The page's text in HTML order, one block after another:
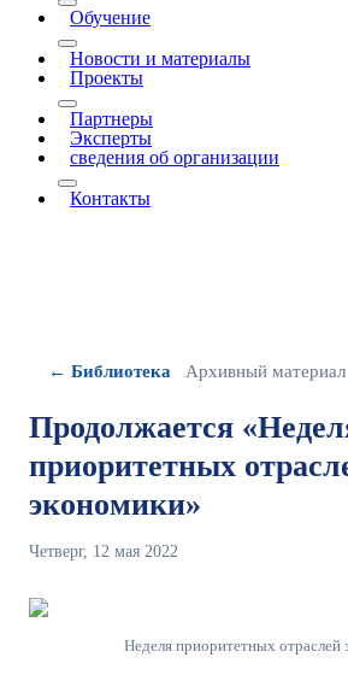
More about: Главная
Обучение
More about: Обучение
Новости и материалы
Проекты
More about: Проекты
Партнеры
Эксперты
сведения об организации
More about: сведения об организации
Контакты
← Библиотека Архивный материал
Продолжается
приоритетных
экономики»
Четверг, 12 мая 2022
Неделя приоритетных отраслей